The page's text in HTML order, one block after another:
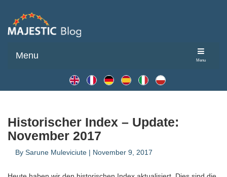
Menu
Menu
Historischer Index – Update:
November 2017
By Sarune Muleviciute | November 9, 2017